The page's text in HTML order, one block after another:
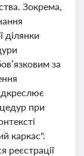
Зокрема,
ділянки
за
при
каркас".
реєстрації